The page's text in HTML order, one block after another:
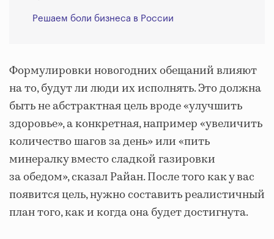
Решаем боли бизнеса в России
Формулировки новогодних обещаний влияют
на то, будут ли люди их исполнять. Это должна
быть не абстрактная цель вроде «улучшить
здоровье», а конкретная, например «увеличить
количество шагов за день» или «пить
минералку вместо сладкой газировки
за обедом», сказал Райан. После того как у вас
появится цель, нужно составить реалистичный
план того, как и когда она будет достигнута.